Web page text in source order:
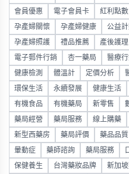
會員優惠 電子會員卡 紅利點數
孕產婦關懷 孕產婦健康 公益計
孕產婦照護 禮品推薦 產後護理
電子郵件行銷 杏一藥局 醫療行
健康檢測 體溫計 定價分析
環保生活 永續發展 健康生活
有機食品 有機藥局 新零售
藥局經營 藥局服務 線上購藥
新型西藥房 藥局評價 藥品品質
暈動症 藥師諮詢 藥局服務
保健養生 台灣藥妝品牌 新加